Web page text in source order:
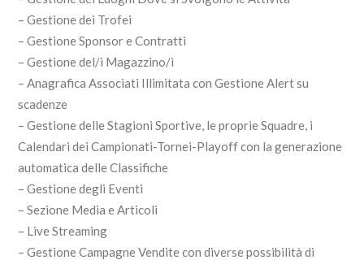
– Gestione dei Trofei
– Gestione Sponsor e Contratti
– Gestione del/i Magazzino/i
– Anagrafica Associati Illimitata con Gestione Alert su
scadenze
– Gestione delle Stagioni Sportive, le proprie Squadre, i
Calendari dei Campionati-Tornei-Playoff con la generazione
automatica delle Classifiche
– Gestione degli Eventi
– Sezione Media e Articoli
– Live Streaming
– Gestione Campagne Vendite con diverse possibilità di